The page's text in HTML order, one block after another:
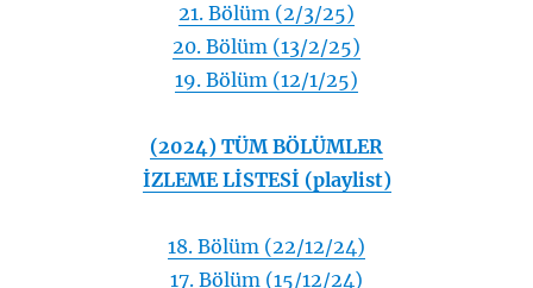
21. Bölüm (2/3/25)
20. Bölüm (13/2/25)
19. Bölüm (12/1/25)
(2024) TÜM BÖLÜMLER
İZLEME LİSTESİ (playlist)
18. Bölüm (22/12/24)
17. Bölüm (15/12/24)